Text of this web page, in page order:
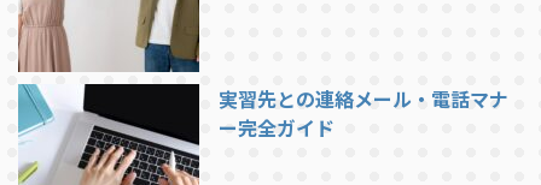
実習先との連絡メール・電話マナ
ー完全ガイド